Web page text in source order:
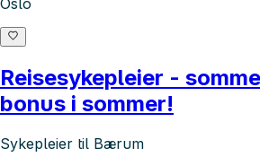
Reisesykepleier -
bonus i sommer!
Sykepleier til Bærum